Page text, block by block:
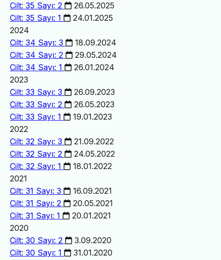
Cilt: 35 Sayı: 2
26.05.2025
Cilt: 35 Sayı: 1
24.01.2025
2024
Cilt: 34 Sayı: 3
18.09.2024
Cilt: 34 Sayı: 2
29.05.2024
Cilt: 34 Sayı: 1
26.01.2024
2023
Cilt: 33 Sayı: 3
26.09.2023
Cilt: 33 Sayı: 2
26.05.2023
Cilt: 33 Sayı: 1
19.01.2023
2022
Cilt: 32 Sayı: 3
21.09.2022
Cilt: 32 Sayı: 2
24.05.2022
Cilt: 32 Sayı: 1
18.01.2022
2021
Cilt: 31 Sayı: 3
16.09.2021
Cilt: 31 Sayı: 2
20.05.2021
Cilt: 31 Sayı: 1
20.01.2021
2020
Cilt: 30 Sayı: 2
3.09.2020
Cilt: 30 Sayı: 1
31.01.2020